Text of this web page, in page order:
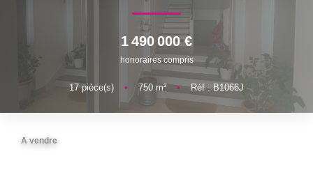
BIENS VENDUS
NOTRE AGENCE
Qui Sommes-Nous
1 490 000 €
honoraires compris
17pièce(s) • 750 m² • Réf : B1066J
A vendre